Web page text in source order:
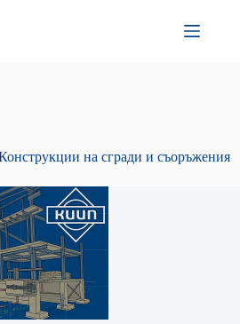
на сгради и съоръжения